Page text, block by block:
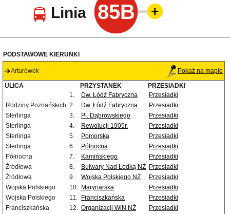
Linia 85B
PODSTAWOWE KIERUNKI
Arturówek Pokaż na mapie
ULICA PRZYSTANEK
PRZESIADKI
1.
Dw. Łódź Fabryczna
Przesiadki
Rodziny Poznańskich 2. Dw. Łódź Fabryczna
Przesiadki
Sterlinga
3. Pl. Dąbrowskiego
Przesiadki
Sterlinga
4. Rewolucji 1905r.
Przesiadki
Sterlinga
5. Pomorska
Przesiadki
Sterlinga
6. Północna
Przesiadki
Północna
7. Kamińskiego
Przesiadki
Źródłowa
8. Bulwary Nad Łódką NŻ Przesiadki
Źródłowa
9. Wojska Polskiego NŻ
Przesiadki
Wojska Polskiego
10. Marynarska
Przesiadki
Wojska Polskiego
11. Franciszkańska
Przesiadki
Franciszkańska
12. Organizacji WiN NŻ
Przesiadki